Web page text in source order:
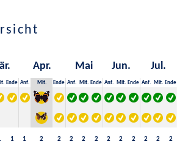
Apr. Mai Jun. Jul.
Ende Anf. Mit. Ende Anf. Mit. Ende Anf. Mit. Ende Anf. Mit. Ende
1 1 2 2 2 2 2 2 2 2 2 2 2